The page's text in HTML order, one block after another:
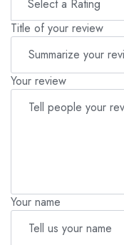
Title of your review
Your review
Your name